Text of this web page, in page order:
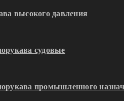
высокого давления
судовые
промышленного